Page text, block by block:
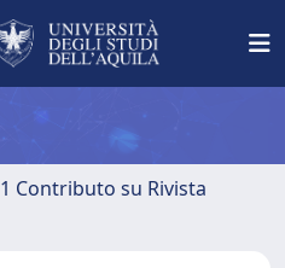
1 Contributo su Rivista